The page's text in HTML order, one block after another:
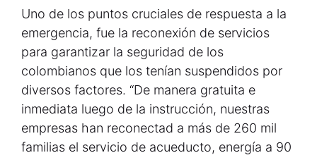
Uno de los puntos cruciales de respuesta a la
emergencia, fue la reconexión de servicios
para garantizar la seguridad de los
colombianos que los tenían suspendidos por
diversos factores. “De manera gratuita e
inmediata luego de la instrucción, nuestras
empresas han reconectad a más de 260 mil
familias el servicio de acueducto, energía a 90